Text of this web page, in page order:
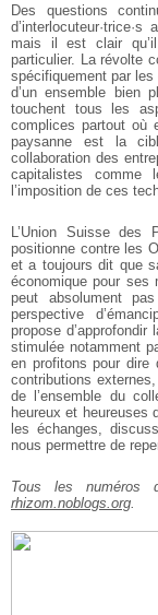
Des questions
mais il est clair
particulier. La révolte
spécifiquement par
d’un ensemble bien
touchent tous les
complices partout où
paysanne est la
collaboration des
capitalistes comme
l’imposition de ces
L’Union Suisse
positionne contre les
et a toujours dit que
économique pour ses
peut absolument
perspective
propose
stimulée notamment
en profitons pour dire
contributions
de l’ensemble du
heureux et heureuses
les échanges,
nous permettre de
Tous les numéros
rhizom.noblogs.org